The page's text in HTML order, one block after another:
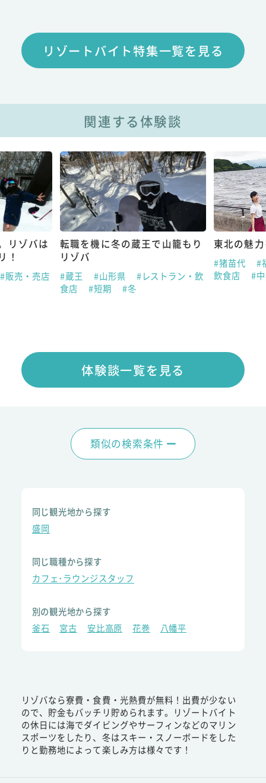
リゾートバイト特集一覧を見る
関連する体験談
リゾバは
！
#販売・売店
転職を機に冬の蔵王で山籠もり
リゾバ
#蔵王 #山形県
#レストラン・飲
食店
#短期 #冬
東北の魅
#猪苗代
#
飲食店
#
体験談一覧を見る
類似の検索条件
同じ観光地から探す
盛岡
同じ職種から探す
カフェ･ラウンジスタッフ
別の観光地から探す
釜石
宮古 安比高原 花巻 八幡平
リゾバなら寮費・食費・光熱費が無料！出費が少ない
ので、貯金もバッチリ貯められます。リゾートバイト
の休日には海でダイビングやサーフィンなどのマリン
スポーツをしたり、冬はスキー・スノーボードをした
りと勤務地によって楽しみ方は様々です！